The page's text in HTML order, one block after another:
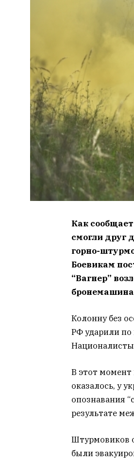
Как
смогли друг
горно-
Боевикам
“Вагнер”
Колонну без
РФ ударили по
Националисты
В этот момент
оказалось, у
опознавания
результате
Штурмовиков
были